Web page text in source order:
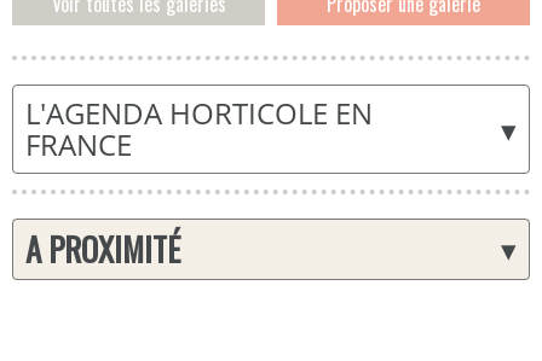
▾
L'AGENDA HORTICOLE EN
FRANCE
▾
A PROXIMITÉ